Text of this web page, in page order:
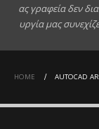
ας γραφεία δεν δια
υργία μας συνεχίζε
HOME AUTOCAD